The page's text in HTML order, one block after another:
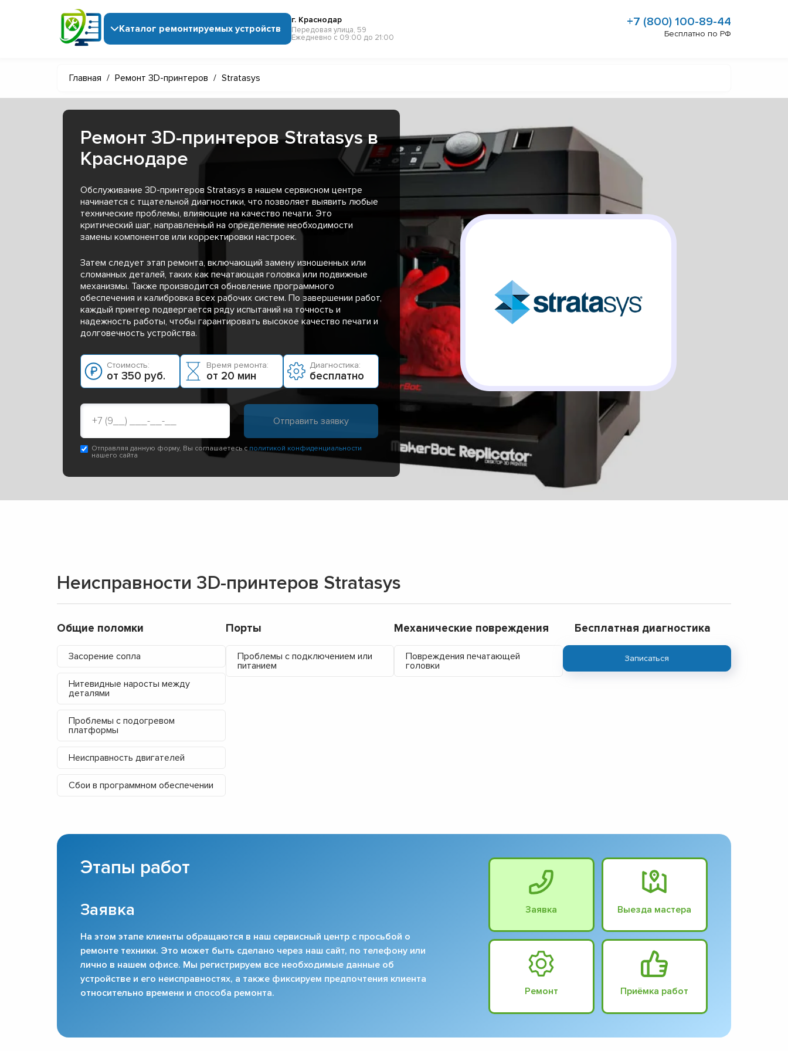
Каталог ремонтируемых устройств
г. Краснодар
Передовая улица, 59
Ежедневно с 09:00 до 21:00
+7 (800) 100-89-44
Бесплатно по РФ
Главная / Ремонт 3D-принтеров / Stratasys
Ремонт 3D-принтеров Stratasys в
Краснодаре
Обслуживание 3D-принтеров Stratasys в нашем сервисном центре
начинается с тщательной диагностики, что позволяет выявить любые
технические проблемы, влияющие на качество печати. Это
критический шаг, направленный на определение необходимости
замены компонентов или корректировки настроек.
Затем следует этап ремонта, включающий замену изношенных или
сломанных деталей, таких как печатающая головка или подвижные
механизмы. Также производится обновление программного
обеспечения и калибровка всех рабочих систем. По завершении работ,
каждый принтер подвергается ряду испытаний на точность и
надежность работы, чтобы гарантировать высокое качество печати и
долговечность устройства.
Стоимость:
от 350 руб.
Время ремонта:
от 20 мин
Диагностика:
бесплатно
Отправляя данную форму, Вы соглашаетесь с политикой конфиденциальности
нашего сайта
Неисправности 3D-принтеров Stratasys
Общие поломки
Засорение сопла
Нитевидные наросты между
деталями
Проблемы с подогревом
платформы
Неисправность двигателей
Сбои в программном обеспечении
Порты
Проблемы с подключением или
питанием
Механические повреждения
Повреждения печатающей
головки
Бесплатная диагностика
Записаться
Этапы работ
Заявка
На этом этапе клиенты обращаются в наш сервисный центр с просьбой о
ремонте техники. Это может быть сделано через наш сайт, по телефону или
лично в нашем офисе. Мы регистрируем все необходимые данные об
устройстве и его неисправностях, а также фиксируем предпочтения клиента
относительно времени и способа ремонта.
Заявка Выезда мастера
Ремонт Приёмка работ